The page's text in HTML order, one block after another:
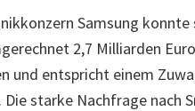
Samsung
2,7 Milliarden
und entspricht einem
starke Nachfrage nach